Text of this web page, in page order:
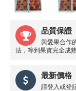
品質保證
與愛果合作
法，等到果實完全成
最新價格
請登入或登